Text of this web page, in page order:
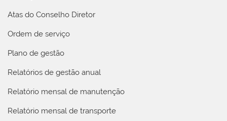
Atas do Conselho Diretor
Ordem de serviço
Plano de gestão
Relatórios de gestão anual
Relatório mensal de manutenção
Relatório mensal de transporte